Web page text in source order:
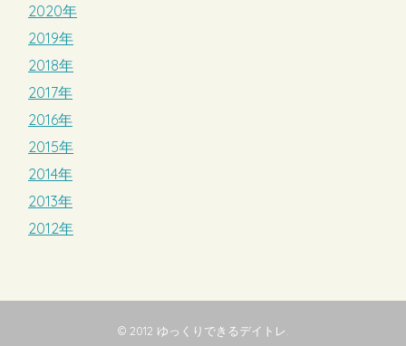
2020年
2019年
2018年
2017年
2016年
2015年
2014年
2013年
2012年
© 2012 ゆっくりできるデイトレ